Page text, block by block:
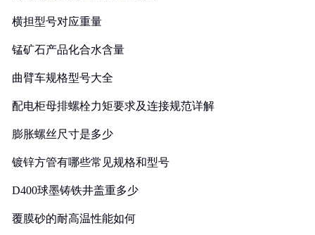
横担型号对应重量
锰矿石产品化合水含量
曲臂车规格型号大全
配电柜母排螺栓力矩要求及连接规范详解
膨胀螺丝尺寸是多少
镀锌方管有哪些常见规格和型号
D400球墨铸铁井盖重多少
覆膜砂的耐高温性能如何